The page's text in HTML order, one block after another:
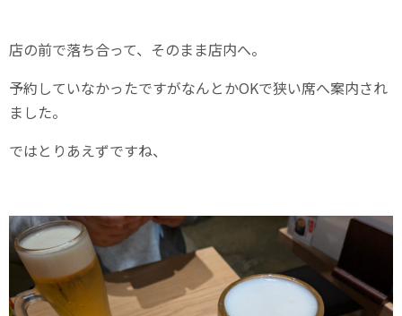
店の前で落ち合って、そのまま店内へ。
予約していなかったですがなんとかOKで狭い席へ案内され
ました。
ではとりあえずですね、